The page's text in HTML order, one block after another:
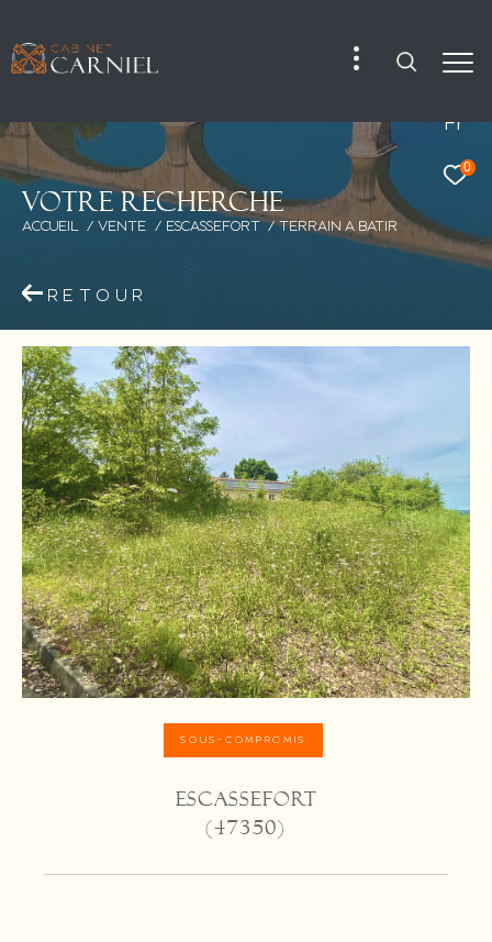
Fr
0
Votre recherche
ACCUEIL VENTE ESCASSEFORT TERRAIN A BATIR
RETOUR
SOUS-COMPROMIS
ESCASSEFORT
(47350)